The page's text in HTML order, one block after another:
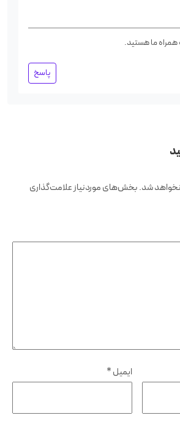
ما هستید.
پاسخ
شد.بخش‌های موردنیاز علامت‌گذاری
ایمیل*